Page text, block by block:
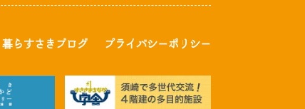
暮らすさきブログ プライバシーポリシー